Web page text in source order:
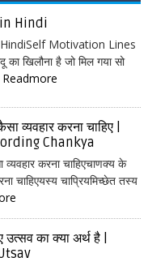
Hindi
Motivation Lines
खिलौना है जो मिल गया सो
Readmore
व्यवहार करना चाहिए |
Chankya
करना चाहिएचाणक्य के
चाहिएयस्य चाप्रियमिच्छेत तस्य
का क्या अर्थ है |